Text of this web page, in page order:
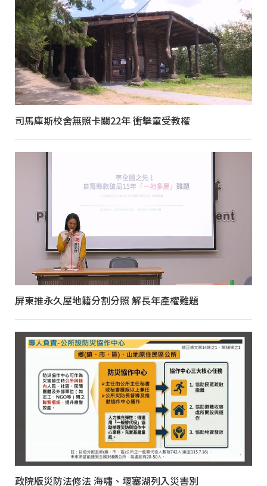
司馬庫斯校舍無照卡關22年 衝擊童受教權
屏東推永久屋地籍分割分照 解長年產權難題
政院版災防法修法 海嘯、堰塞湖列入災害別